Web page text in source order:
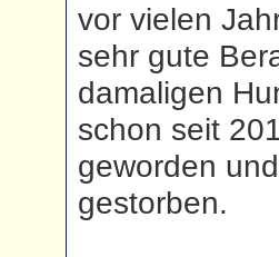
vor vielen
sehr gute
damaligen
schon seit
geworden
gestorben.